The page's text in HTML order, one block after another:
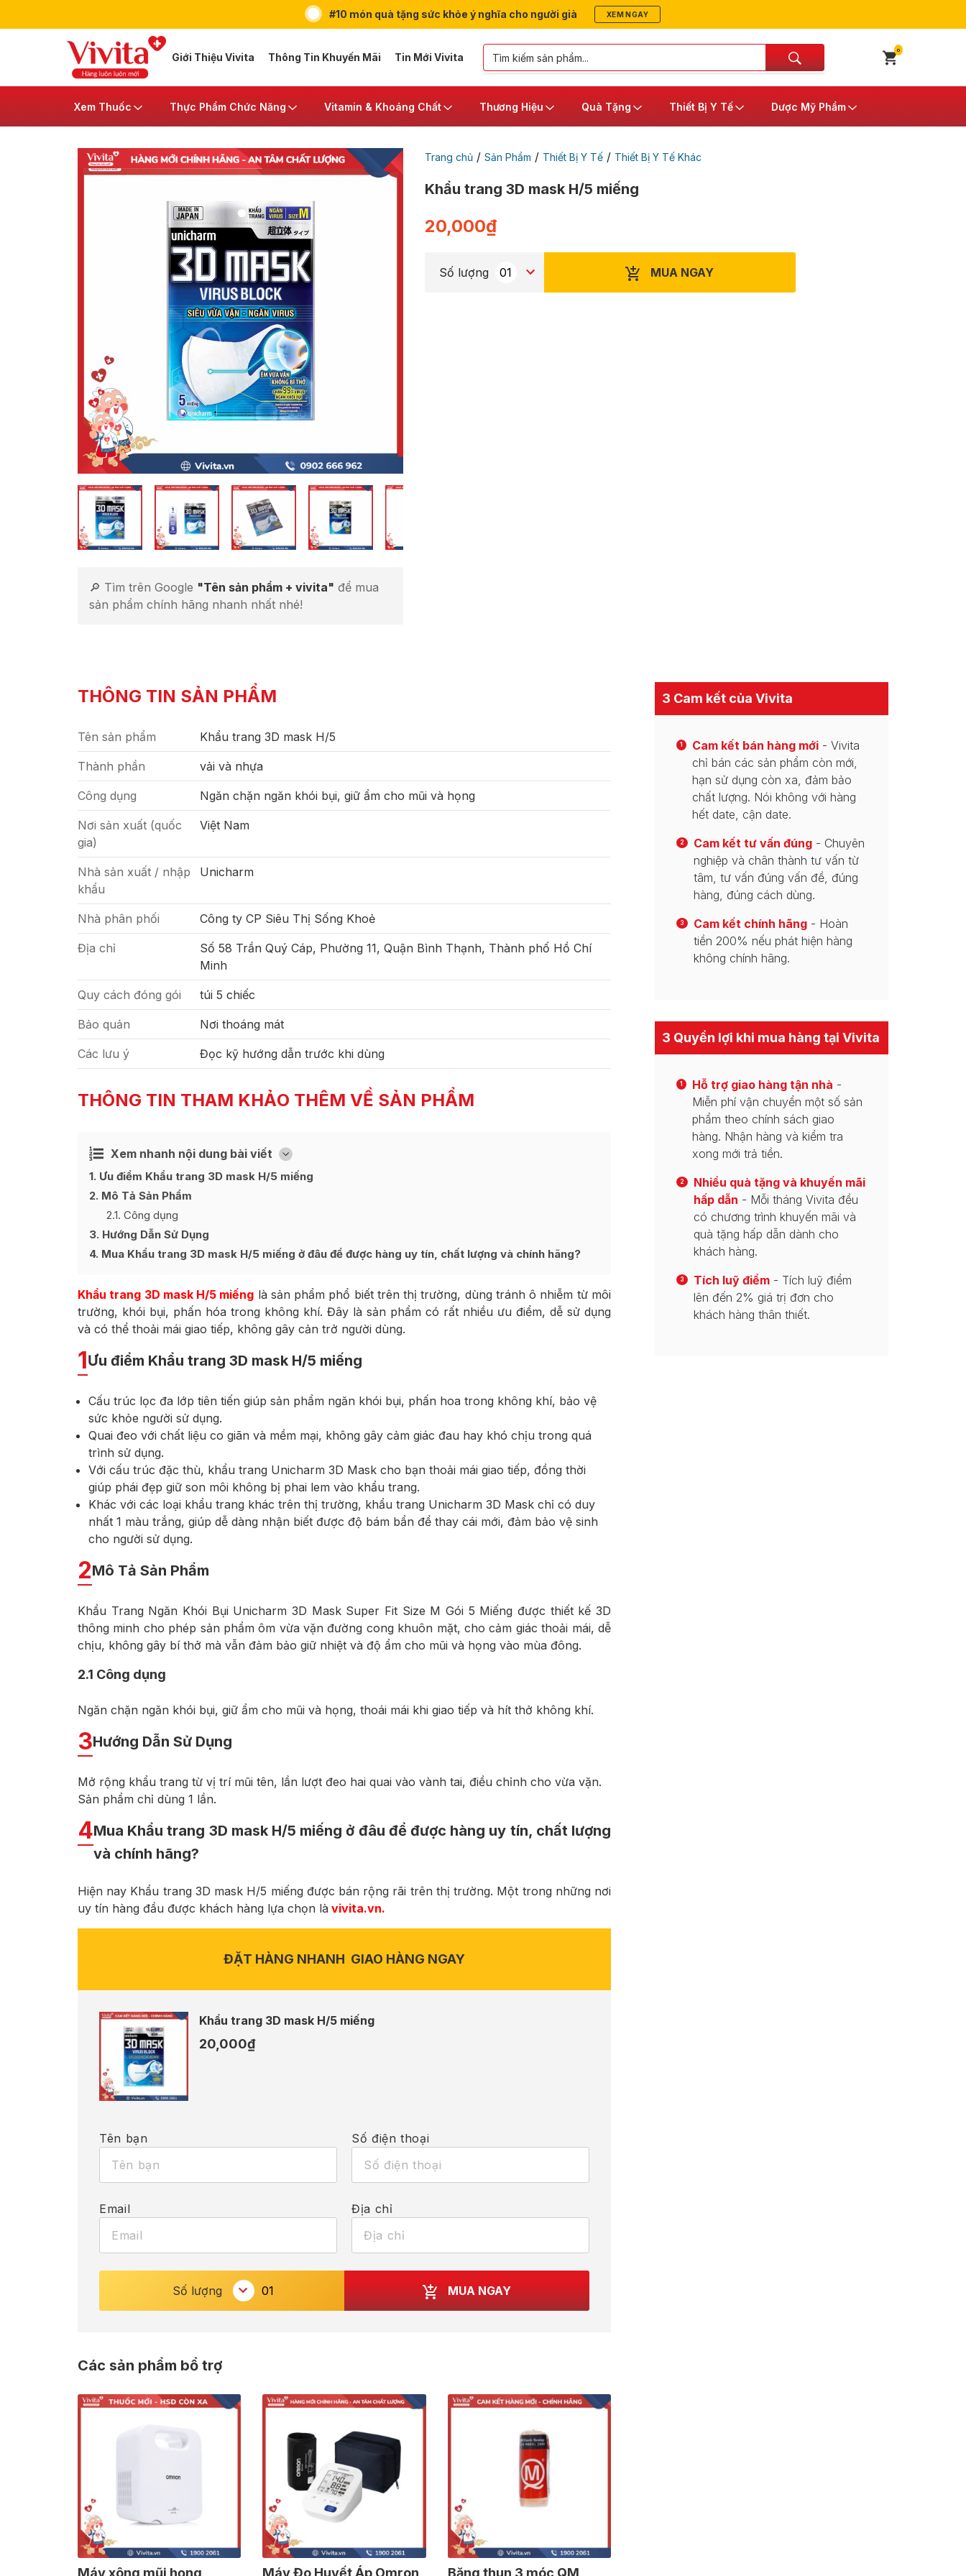
#10 món quà tặng sức khỏe ý nghĩa cho người già XEM NGAY
Giới Thiệu Vivita Thông Tin Khuyến Mãi Tin Mới Vivita
0
Xem Thuốc Thực Phẩm Chức Năng Vitamin & Khoáng Chất Thương Hiệu Quà Tặng Thiết Bị Y Tế Dược Mỹ Phẩm
🔎 Tìm trên Google "Tên sản phẩm + vivita" để mua
sản phẩm chính hãng nhanh nhất nhé!
Trang chủ/ Sản Phẩm / Thiết Bị Y Tế/ Thiết Bị Y Tế Khác
Khẩu trang 3D mask H/5 miếng
20,000₫
Số lượng MUA NGAY
THÔNG TIN SẢN PHẨM
Tên sản phẩm Khẩu trang 3D mask H/5
Thành phần vải và nhựa
Công dụng Ngăn chặn ngăn khói bụi, giữ ẩm cho mũi và họng
Nơi sản xuất (quốc
gia)
Việt Nam
Nhà sản xuất / nhập
khẩu
Unicharm
Nhà phân phối Công ty CP Siêu Thị Sống Khoẻ
Địa chỉ
Số 58 Trần Quý Cáp, Phường 11, Quận Bình Thạnh, Thành phố Hồ Chí
Minh
Quy cách đóng gói túi 5 chiếc
Bảo quản Nơi thoáng mát
Các lưu ý Đọc kỹ hướng dẫn trước khi dùng
THÔNG TIN THAM KHẢO THÊM VỀ SẢN PHẨM
Xem nhanh nội dung bài viết [
Ẩn
1 Ưu điểm Khẩu trang 3D mask H/5 miếng
2 Mô Tả Sản Phẩm
2.1 Công dụng
3 Hướng Dẫn Sử Dụng
4 Mua Khẩu trang 3D mask H/5 miếng ở đâu để được hàng uy tín, chất lượng và chính hãng?
Khẩu trang 3D mask H/5 miếng là sản phẩm phổ biết trên thị trường, dùng tránh ô nhiễm từ môi
trường, khói bụi, phấn hóa trong không khí. Đây là sản phẩm có rất nhiều ưu điểm, dễ sử dụng
và có thể thoải mái giao tiếp, không gây cản trở người dùng.
1Ưu điểm Khẩu trang 3D mask H/5 miếng
Cấu trúc lọc đa lớp tiên tiến giúp sản phẩm ngăn khói bụi, phấn hoa trong không khí, bảo vệ
sức khỏe người sử dụng.
Quai đeo với chất liệu co giãn và mềm mại, không gây cảm giác đau hay khó chịu trong quá
trình sử dụng.
Với cấu trúc đặc thù, khẩu trang Unicharm 3D Mask cho bạn thoải mái giao tiếp, đồng thời
giúp phái đẹp giữ son môi không bị phai lem vào khẩu trang.
Khác với các loại khẩu trang khác trên thị trường, khẩu trang Unicharm 3D Mask chỉ có duy
nhất 1 màu trắng, giúp dễ dàng nhận biết được độ bám bẩn để thay cái mới, đảm bảo vệ sinh
cho người sử dụng.
2Mô Tả Sản Phẩm
Khẩu Trang Ngăn Khói Bụi Unicharm 3D Mask Super Fit Size M Gói 5 Miếng được thiết kế 3D
thông minh cho phép sản phẩm ôm vừa vặn đường cong khuôn mặt, cho cảm giác thoải mái, dễ
chịu, không gây bí thở mà vẫn đảm bảo giữ nhiệt và độ ẩm cho mũi và họng vào mùa đông.
2.1 Công dụng
Ngăn chặn ngăn khói bụi, giữ ẩm cho mũi và họng, thoái mái khi giao tiếp và hít thở không khí.
3Hướng Dẫn Sử Dụng
Mở rộng khẩu trang từ vị trí mũi tên, lần lượt đeo hai quai vào vành tai, điều chỉnh cho vừa vặn.
Sản phẩm chỉ dùng 1 lần.
4Mua Khẩu trang 3D mask H/5 miếng ở đâu để được hàng uy tín, chất lượng
và chính hãng?
Hiện nay Khẩu trang 3D mask H/5 miếng được bán rộng rãi trên thị trường. Một trong những nơi
uy tín hàng đầu được khách hàng lựa chọn là vivita.vn.
ĐẶT HÀNG NHANH GIAO HÀNG NGAY
Khẩu trang 3D mask H/5 miếng
20,000₫
Tên bạn Số điện thoại
Email Địa chỉ
Số lượng MUA NGAY
Các sản phẩm bổ trợ
Máy xông mũi họng Máy Đo Huyết Áp Omron Băng thun 3 móc QM
3 Cam kết của Vivita
1 Cam kết bán hàng mới - Vivita
chỉ bán các sản phẩm còn mới,
hạn sử dụng còn xa, đảm bảo
chất lượng. Nói không với hàng
hết date, cận date.
2 Cam kết tư vấn đúng - Chuyên
nghiệp và chân thành tư vấn từ
tâm, tư vấn đúng vấn đề, đúng
hàng, đúng cách dùng.
3 Cam kết chính hãng - Hoàn
tiền 200% nếu phát hiện hàng
không chính hãng.
3 Quyền lợi khi mua hàng tại Vivita
1 Hỗ trợ giao hàng tận nhà -
Miễn phí vận chuyển một số sản
phẩm theo chính sách giao
hàng. Nhận hàng và kiểm tra
xong mới trả tiền.
2
Nhiều quà tặng và khuyến mãi
hấp dẫn - Mỗi tháng Vivita đều
có chương trình khuyến mãi và
quà tặng hấp dẫn dành cho
khách hàng.
3 Tích luỹ điểm - Tích luỹ điểm
lên đến 2% giá trị đơn cho
khách hàng thân thiết.